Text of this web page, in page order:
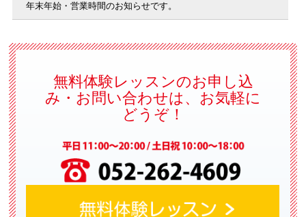
年末年始・営業時間のお知らせです。
無料体験レッスンのお申し込
み・お問い合わせは、お気軽に
どうぞ！